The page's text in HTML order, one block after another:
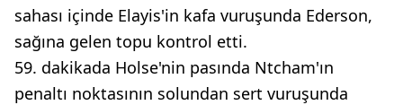
sahası içinde Elayis'in kafa vuruşunda Ederson,
sağına gelen topu kontrol etti.
59. dakikada Holse'nin pasında Ntcham'ın
penaltı noktasının solundan sert vuruşunda